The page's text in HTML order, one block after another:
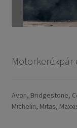
Motorkerékpár
Avon, Bridgestone,
Michelin, Mitas,